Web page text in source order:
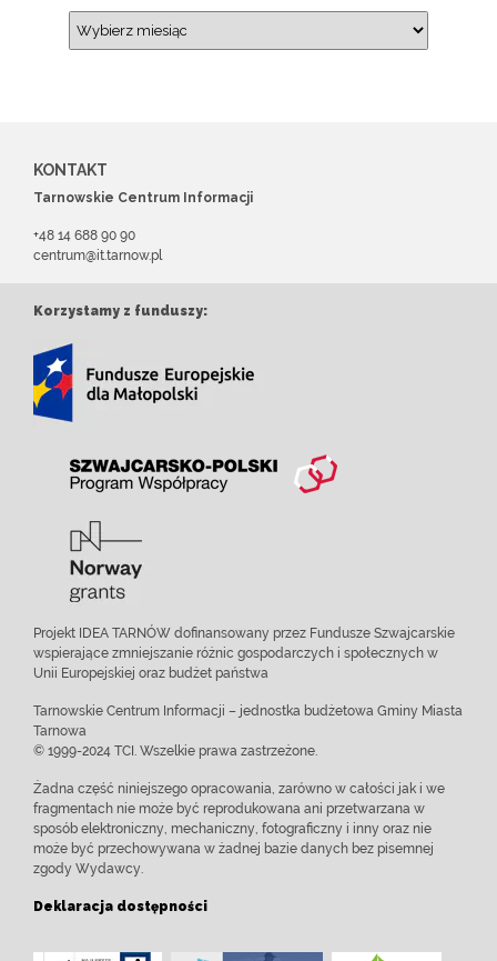
KONTAKT
Tarnowskie Centrum Informacji
+48 14 688 90 90
centrum@it.tarnow.pl
Korzystamy z funduszy:
Projekt IDEA TARNÓW dofinansowany przez Fundusze Szwajcarskie
wspierające zmniejszanie różnic gospodarczych i społecznych w
Unii Europejskiej oraz budżet państwa
Tarnowskie Centrum Informacji – jednostka budżetowa Gminy Miasta
Tarnowa
© 1999-2024 TCI. Wszelkie prawa zastrzeżone.
Żadna część niniejszego opracowania, zarówno w całości jak i we
fragmentach nie może być reprodukowana ani przetwarzana w
sposób elektroniczny, mechaniczny, fotograficzny i inny oraz nie
może być przechowywana w żadnej bazie danych bez pisemnej
zgody Wydawcy.
Deklaracja dostępności